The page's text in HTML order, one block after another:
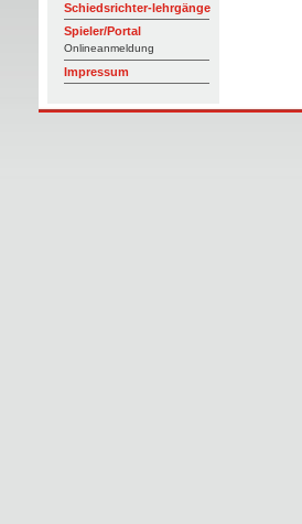
Schiedsrichter-lehrgänge
Spieler/Portal
Onlineanmeldung
Impressum